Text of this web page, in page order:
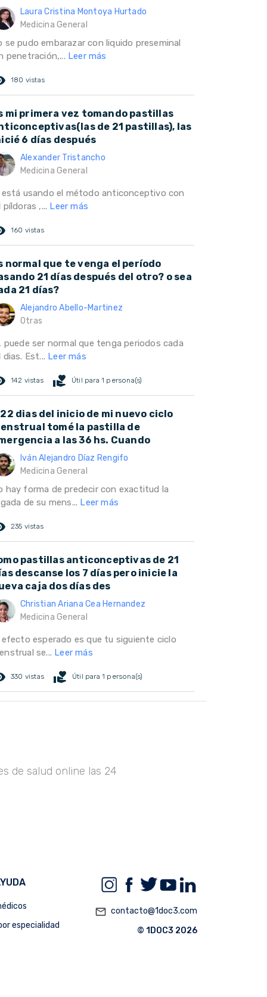
Laura Cristina Montoya Hurtado
Medicina General
se pudo embarazar con liquido preseminal
penetración,... Leer más
180 vistas
mi primera vez tomando pastillas
de 21 pastillas), las
6 días después
Alexander Tristancho
Medicina General
está usando el método anticonceptivo con
píldoras ,... Leer más
160 vistas
normal que te venga el período
21 días después del otro? o sea
21 días?
Alejandro Abello-Martinez
Otras
puede ser normal que tenga periodos cada
dias. Est... Leer más
142 vistas volunteer_activism Útil para 1 persona(s)
22 dias del inicio de mi nuevo ciclo
tomé la pastilla de
a las 36 hs. Cuando
Iván Alejandro Díaz Rengifo
Medicina General
hay forma de predecir con exactitud la
de su mens... Leer más
235 vistas
pastillas anticonceptivas de 21
descanse los 7 días pero inicie la
caja dos días des
Christian Ariana Cea Hernandez
Medicina General
efecto esperado es que tu siguiente ciclo
se... Leer más
330 vistas volunteer_activism Útil para 1 persona(s)
de salud online las 24
especialidad
mail_outline contacto@1doc3.com
© 1DOC3 2026